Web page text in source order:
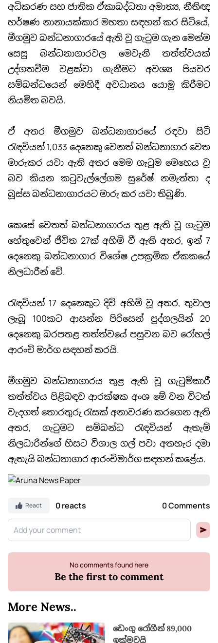
අධිකරණ සහ ජාතික ඒකාබද්ධතා අමාත්‍ය, නීතිඥ
හර්ෂණ නානායක්කාර මහතා සඳහන් කර සිටියේ,
මීගමුව බන්ධනාගාරයේ ඇති වූ ගැටුම ගැන මෙන්ම
සෙසු බන්ධනාගාරවල මෙවැනි තත්ත්වයක්
උද්ගතවීම වළක්වා ගැනීමට අවශ්‍ය පියවර
සම්බන්ධයෙන් මෙහිදී අවධානය යොමු කිරීමට
නියමිත බවයි.
ඒ අතර මීගමුව බන්ධනාගාරයේ රඳවා සිටි
රැඳවියන් 1,033 දෙනෙකු වෙනත් බන්ධනාගාර වෙත
මාරුකර යවා ඇති අතර මෙම ගැටුම මෙහෙය වූ
බව කියන කටුවැල්ලේගම සුරේෂ් නමැත්තා ද
බූස්ස බන්ධනාගාරයට මාරු කර යවා තිබුණි.
කෙසේ වෙතත් බන්ධනාගාරය තුළ ඇති වූ ගැටුම
හේතුවෙන් ජීවිත 27ක් අහිමි වී ඇති අතර, ඉන් 7
දෙනෙකු බන්ධනාගාර විශේෂ උපක්‍රමික ඒකකයේ
නිලධාරීන් වේ.
රැඳවියන් 17 දෙනෙකුට දිවි අහිමි වූ අතර, තුවාල
ලැබූ 100කට ආසන්න පිරිසෙන් පුද්ගලයින් 20
දෙනෙකු බරපතළ තත්ත්වයේ පසුවන බව රෝහල්
ආරංචි මාර්ග සඳහන් කරයි.
මීගමුව බන්ධනාගාරය තුළ ඇති වූ ගැටුම්කාරී
තත්ත්වය පිළිබඳව ආරක්ෂක අංශ මේ වන විටත්
වැදගත් තොරතුරු රැසක් අනාවරණ කරගෙන ඇති
අතර, ගැටුමට සම්බන්ධ රැඳවියන් ඇතැම්
නිලධාරීන්ගේ හිසට විශාල ගල් පවා අතහැර දමා
ඇතැයි බන්ධනාගාර ආරංචිමාර්ග සඳහන් කළේය.
React 0 reacts 0 Comments
No comments found here
Be the first to comment
More News..
ඩෙංගු රෝගීන් 89,000
ඉක්මවයි